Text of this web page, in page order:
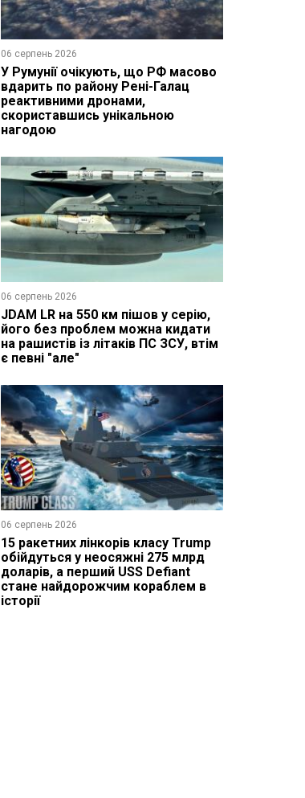
06 серпень 2026
У Румунії очікують, що РФ масово
вдарить по району Рені-Галац
реактивними дронами,
скориставшись унікальною
нагодою
06 серпень 2026
JDAM LR на 550 км пішов у серію,
його без проблем можна кидати
на рашистів із літаків ПС ЗСУ, втім
є певні "але"
06 серпень 2026
15 ракетних лінкорів класу Trump
обійдуться у неосяжні 275 млрд
доларів, а перший USS Defiant
стане найдорожчим кораблем в
історії